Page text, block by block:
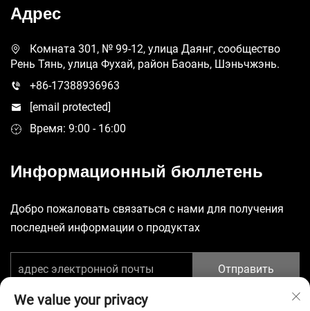
Адрес
Комната 301, № 99-12, улица Даянг, сообщество
Рень Тянь, улица Фухай, район Баоань, Шэньчжэнь.
+86-17388936963
[email protected]
Время: 9:00 - 16:00
Информационный бюллетень
Добро пожаловать связаться с нами для получения
последней информации о продуктах
Отправить
We value your privacy